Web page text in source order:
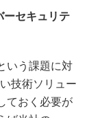
ーセキュリテ
いう課題に対
技術ソリュー
ておく必要が